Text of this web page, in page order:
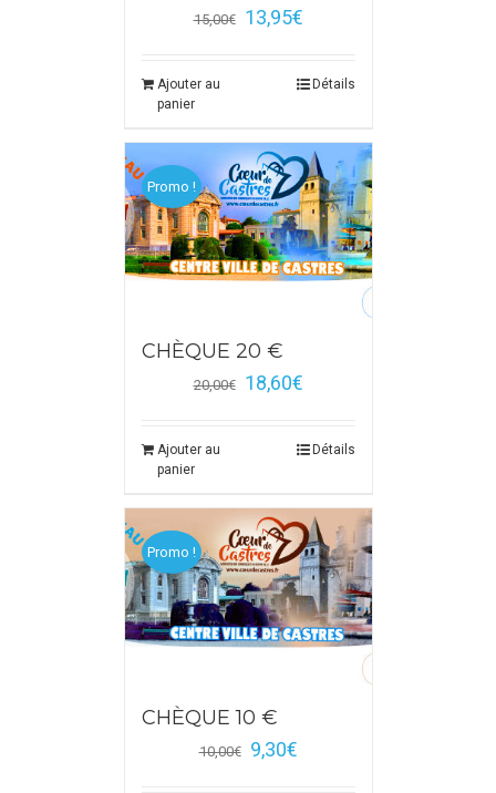
15,00€ 13,95€
Ajouter au
panier
Détails
Promo !
CHÈQUE 20 €
20,00€ 18,60€
Ajouter au
panier
Détails
Promo !
CHÈQUE 10 €
10,00€ 9,30€